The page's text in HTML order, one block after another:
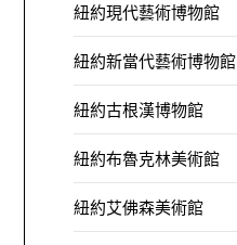
紐約現代藝術博物館
紐約新當代藝術博物館
紐約古根漢博物館
紐約布魯克林美術館
紐約艾佛森美術館